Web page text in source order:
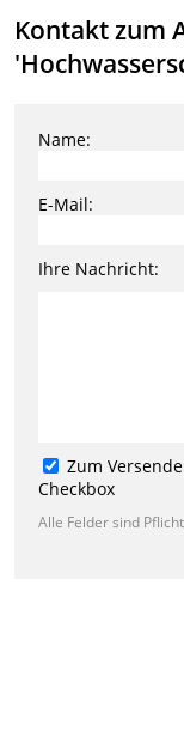
Kontakt zum
Name:
E-Mail:
Ihre Nachricht:
Zum
Checkbox
Alle Felder sind